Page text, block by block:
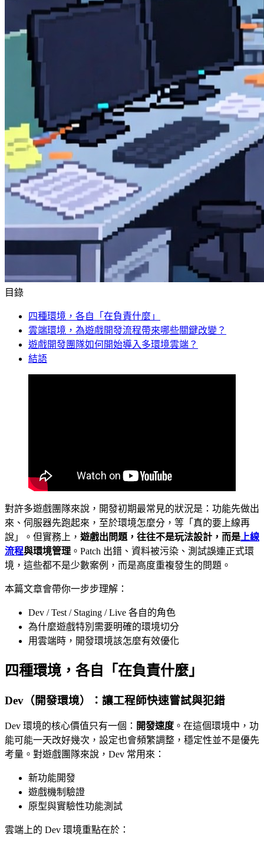
目錄
四種環境，各自「在負責什麼」
雲端環境，為遊戲開發流程帶來哪些關鍵改變？
遊戲開發團隊如何開始導入多環境雲端？
結語
對許多遊戲團隊來說，開發初期最常見的狀況是：功能先做出
來、伺服器先跑起來，至於環境怎麼分，等「真的要上線再
說」。但實務上， 遊戲出問題，往往不是玩法設計，而是 上線
流程與環境管理 。Patch 出錯、資料被污染、測試誤連正式環
境，這些都不是少數案例，而是高度重複發生的問題。
本篇文章會帶你一步步理解：
Dev / Test / Staging / Live 各自的角色
為什麼遊戲特別需要明確的環境切分
用雲端時，開發環境該怎麼有效優化
四種環境，各自「在負責什麼」
Dev（開發環境）：讓工程師快速嘗試與犯錯
Dev 環境的核心價值只有一個： 開發速度 。在這個環境中，功
能可能一天改好幾次，設定也會頻繁調整，穩定性並不是優先
考量。對遊戲團隊來說，Dev 常用來：
新功能開發
遊戲機制驗證
原型與實驗性功能測試
雲端上的 Dev 環境重點在於：